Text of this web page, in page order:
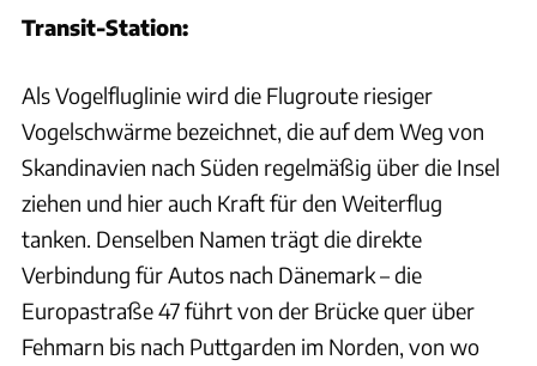
Transit-Station:
Als Vogelfluglinie wird die Flugroute riesiger
Vogelschwärme bezeichnet, die auf dem Weg von
Skandinavien nach Süden regelmäßig über die Insel
ziehen und hier auch Kraft für den Weiterflug
tanken. Denselben Namen trägt die direkte
Verbindung für Autos nach Dänemark – die
Europastraße 47 führt von der Brücke quer über
Fehmarn bis nach Puttgarden im Norden, von wo